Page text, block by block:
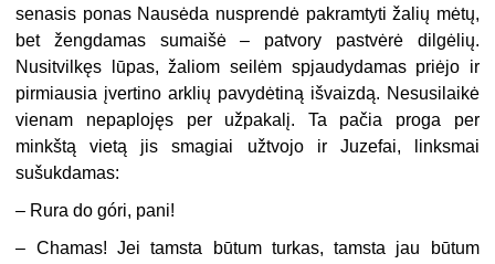
senasis ponas Nausėda nusprendė pakramtyti žalių mėtų,
bet žengdamas sumaišė – patvory pastvėrė dilgėlių.
Nusitvilkęs lūpas, žaliom seilėm spjaudydamas priėjo ir
pirmiausia įvertino arklių pavydėtiną išvaizdą. Nesusilaikė
vienam nepaplojęs per užpakalį. Ta pačia proga per
minkštą vietą jis smagiai užtvojo ir Juzefai, linksmai
sušukdamas:
– Rura do góri, pani!
– Chamas! Jei tamsta būtum turkas, tamsta jau būtum